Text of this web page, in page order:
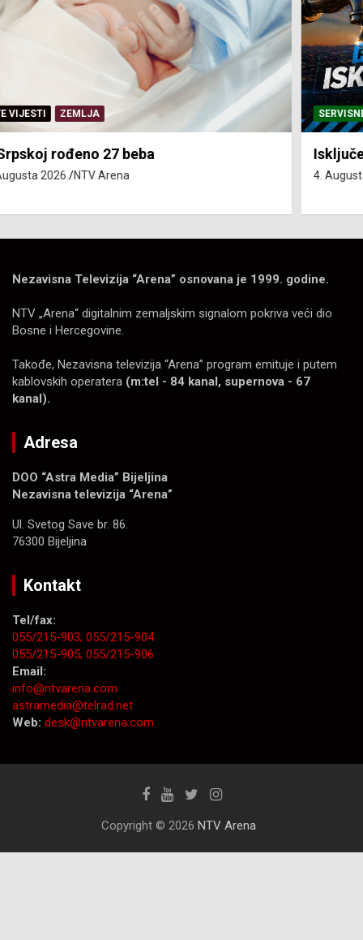
SERVISNE INFORMACIJE
Isključenja vode – utorak 4. avgust
4. Augusta 2026. NTV Arena
Nezavisna Televizija “Arena” osnovana je 1999. godine.
NTV „Arena“ digitalnim zemaljskim signalom pokriva veći dio
Bosne i Hercegovine.
Takođe, Nezavisna televizija “Arena” program emituje i putem
kablovskih operatera (m:tel - 84 kanal, supernova - 67
kanal).
Adresa
DOO “Astra Media” Bijeljina
Nezavisna televizija “Arena”
Ul. Svetog Save br. 86.
76300 Bijeljina
Kontakt
Tel/fax:
055/215-903; 055/215-904
055/215-905; 055/215-906
Email:
info@ntvarena.com
astramedia@telrad.net
Web: desk@ntvarena.com
Copyright © 2026 NTV Arena